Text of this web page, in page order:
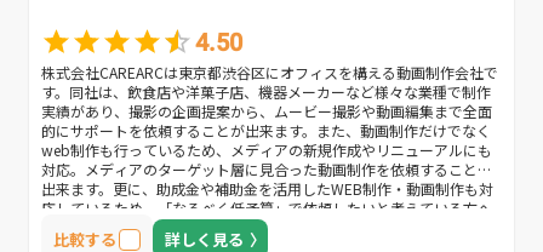
4.50
株式会社CAREARCは東京都渋谷区にオフィスを構える動画制作会社で
す。同社は、飲食店や洋菓子店、機器メーカーなど様々な業種で制作
実績があり、撮影の企画提案から、ムービー撮影や動画編集まで全面
的にサポートを依頼することが出来ます。また、動画制作だけでなく
web制作も行っているため、メディアの新規作成やリニューアルにも
対応。メディアのターゲット層に見合った動画制作を依頼することが
出来ます。更に、助成金や補助金を活用したWEB制作・動画制作も対
応しているため、「なるべく低予算」で依頼したいと考えている方へ
おすすめな企業です。
比較する 詳しく見る